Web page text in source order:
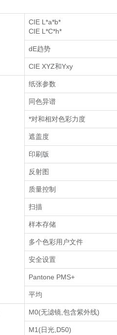
CIE L*a*b*
CIE L*C*h*
dE趋势
CIE XYZ和Yxy
纸张参数
同色异谱
*对和相对色彩力度
遮盖度
印刷版
反射图
质量控制
扫描
样本存储
多个色彩用户文件
安全设置
Pantone PMS+
平均
M0(无滤镜,包含紫外线)
M1(日光,D50)